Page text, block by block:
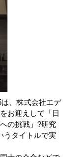
、株式会社エデ
お迎えして「日
の挑戦」?研究
うタイトルで実